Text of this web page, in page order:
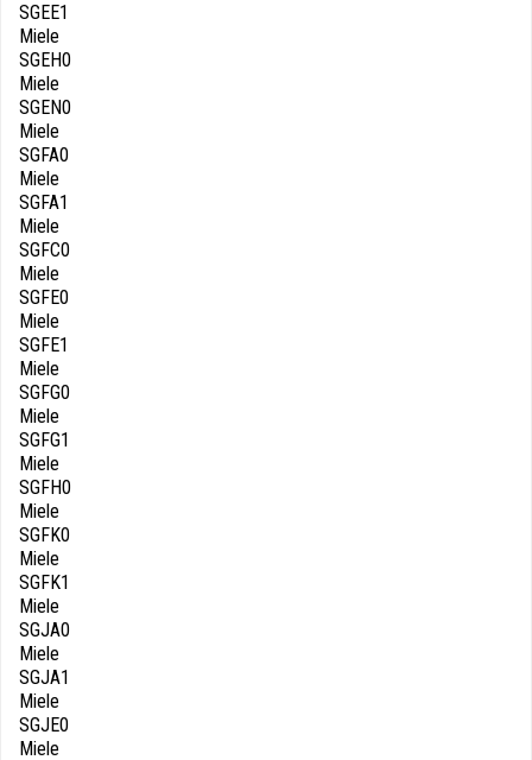
SGEE1
Miele
SGEH0
Miele
SGEN0
Miele
SGFA0
Miele
SGFA1
Miele
SGFC0
Miele
SGFE0
Miele
SGFE1
Miele
SGFG0
Miele
SGFG1
Miele
SGFH0
Miele
SGFK0
Miele
SGFK1
Miele
SGJA0
Miele
SGJA1
Miele
SGJE0
Miele